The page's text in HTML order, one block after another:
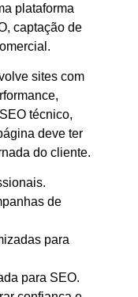
plataforma
captação de
sites com
técnico,
deve ter
do cliente.
de
para
para SEO.